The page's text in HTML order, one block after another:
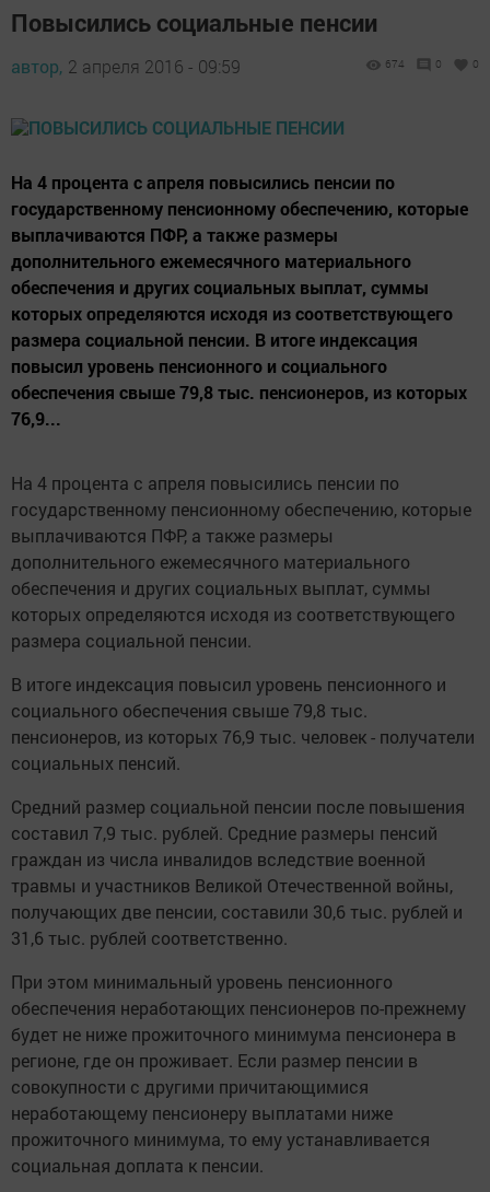
Повысились социальные пенсии
автор, 2 апреля 2016 - 09:59 674 0 0
На 4 процента с апреля повысились пенсии по
государственному пенсионному обеспечению, которые
выплачиваются ПФР, а также размеры
дополнительного ежемесячного материального
обеспечения и других социальных выплат, суммы
которых определяются исходя из соответствующего
размера социальной пенсии. В итоге индексация
повысил уровень пенсионного и социального
обеспечения свыше 79,8 тыс. пенсионеров, из которых
76,9...
На 4 процента с апреля повысились пенсии по
государственному пенсионному обеспечению, которые
выплачиваются ПФР, а также размеры
дополнительного ежемесячного материального
обеспечения и других социальных выплат, суммы
которых определяются исходя из соответствующего
размера социальной пенсии.
В итоге индексация повысил уровень пенсионного и
социального обеспечения свыше 79,8 тыс.
пенсионеров, из которых 76,9 тыс. человек - получатели
социальных пенсий.
Средний размер социальной пенсии после повышения
составил 7,9 тыс. рублей. Средние размеры пенсий
граждан из числа инвалидов вследствие военной
травмы и участников Великой Отечественной войны,
получающих две пенсии, составили 30,6 тыс. рублей и
31,6 тыс. рублей соответственно.
При этом минимальный уровень пенсионного
обеспечения неработающих пенсионеров по-прежнему
будет не ниже прожиточного минимума пенсионера в
регионе, где он проживает. Если размер пенсии в
совокупности с другими причитающимися
неработающему пенсионеру выплатами ниже
прожиточного минимума, то ему устанавливается
социальная доплата к пенсии.